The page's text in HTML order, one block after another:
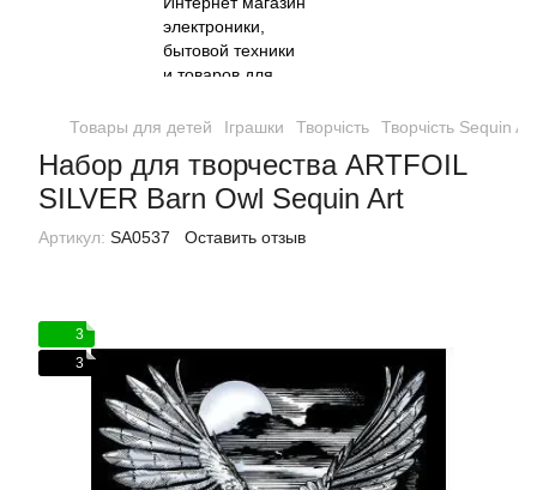
Товары для детей Іграшки Творчість Творчість Sequin Art
Набор для творчества ARTFOIL
SILVER Barn Owl Sequin Art
Артикул: SA0537 Оставить отзыв
3
3